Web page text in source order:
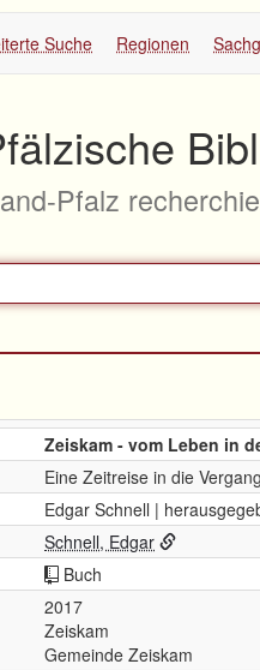
Suche Regionen
Pfalz
Zeiskam - vom Leben in
Eine Zeitreise in die
Edgar Schnell |
Schnell, Edgar
Buch
2017
Zeiskam
Gemeinde Zeiskam